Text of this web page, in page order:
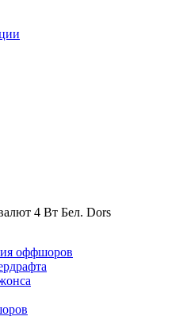
4 Вт Бел. Dors
оффшоров